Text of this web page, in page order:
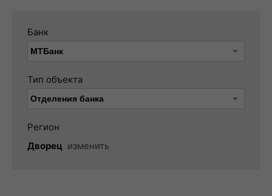
Банк
Тип объекта
Регион
Дворец изменить